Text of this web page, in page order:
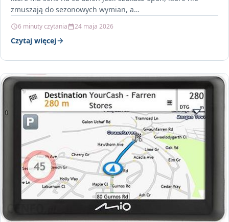
zmuszają do sezonowych wymian, a…
6 minuty czytania 24 maja 2026
Czytaj więcej